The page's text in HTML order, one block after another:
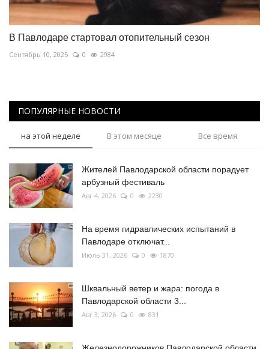
В Павлодаре стартовал отопительный сезон
Сентябрь 10, 2025 0 2984
ПОПУЛЯРНЫЕ НОВОСТИ
на этой неделе В этом месяце Все время
Жителей Павлодарской области порадует
арбузный фестиваль
Авг 4, 2026 0 2230
На время гидравлических испытаний в
Павлодаре отключат...
Июль 31, 2026 0 1870
Шквальный ветер и жара: погода в
Павлодарской области 3...
Авг 3, 2026 0 831